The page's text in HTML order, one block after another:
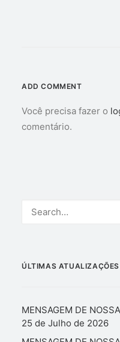
ADD COMMENT
Você precisa fazer o
comentário.
ÚLTIMAS ATUALIZAÇÕES
MENSAGEM DE
25 de Julho de 2026